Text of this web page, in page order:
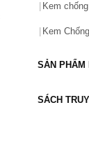
Long Lasting
Innisfree Forest
Innisfree Forest
Kem
Kem
SẢN PHẨM
SÁCH